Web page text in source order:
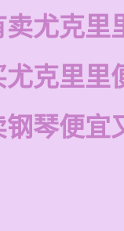
尤克里
克里里
琴便宜